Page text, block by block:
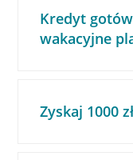
Kredyt
wakacyjne
Zyskaj 1000